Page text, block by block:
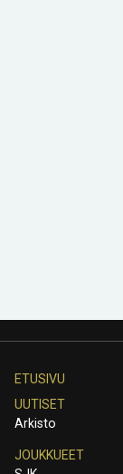
ETUSIVU
UUTISET
Arkisto
JOUKKUEET